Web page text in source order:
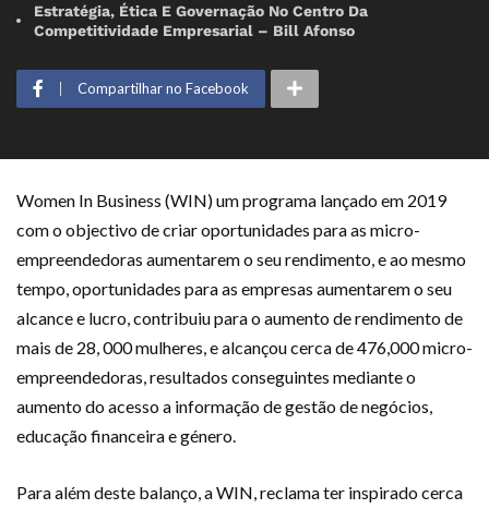
Estratégia, Ética E Governação No Centro Da
Competitividade Empresarial – Bill Afonso
Compartilhar no Facebook
Women In Business (WIN) um programa lançado em 2019
com o objectivo de criar oportunidades para as micro-
empreendedoras aumentarem o seu rendimento, e ao mesmo
tempo, oportunidades para as empresas aumentarem o seu
alcance e lucro, contribuiu para o aumento de rendimento de
mais de 28, 000 mulheres, e alcançou cerca de 476,000 micro-
empreendedoras, resultados conseguintes mediante o
aumento do acesso a informação de gestão de negócios,
educação financeira e género.
Para além deste balanço, a WIN, reclama ter inspirado cerca